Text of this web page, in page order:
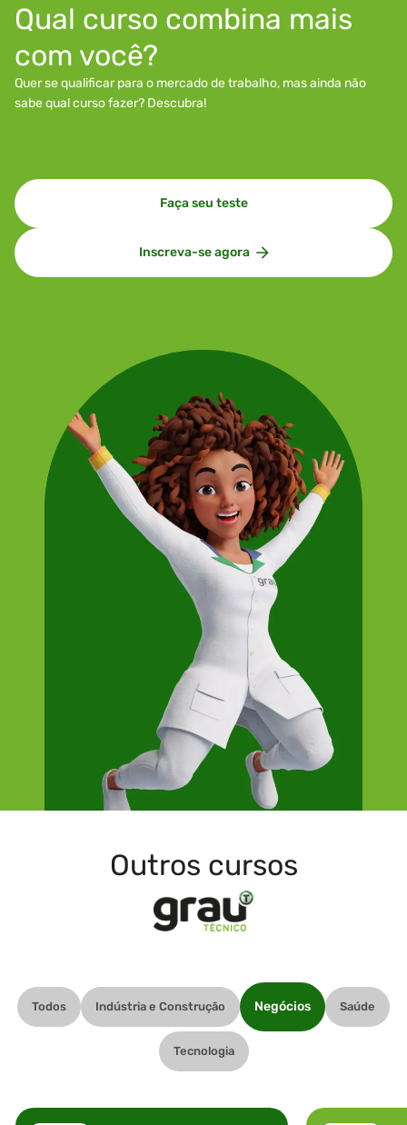
Qual curso combina mais
com você?
Quer se qualificar para o mercado de trabalho, mas ainda não
sabe qual curso fazer? Descubra!
Faça seu teste
Inscreva-se agora
Outros cursos
Todos Indústria e Construção Negócios Saúde
Tecnologia